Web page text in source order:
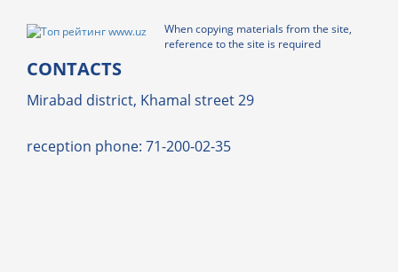
When copying materials from the site,
reference to the site is required
CONTACTS
Mirabad district, Khamal street 29
reception phone: 71-200-02-35